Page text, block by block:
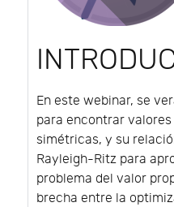
En este webinar, se
para encontrar
simétricas, y su
Rayleigh-Ritz para
problema del valor
brecha entre la